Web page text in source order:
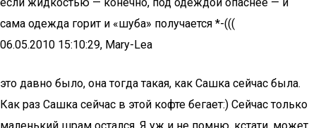
сама одежда горит и «шуба» получается *-(((
06.05.2010 15:10:29, Mary-Lea
это давно было, она тогда такая, как Сашка сейчас была.
Как раз Сашка сейчас в этой кофте бегает:) Сейчас только